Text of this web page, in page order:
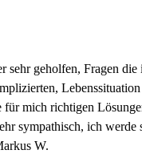
sehr geholfen, Fragen
für mich richtigen
sympathisch, ich werde
W.